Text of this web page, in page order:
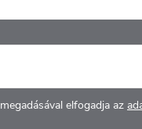
elfogadja az